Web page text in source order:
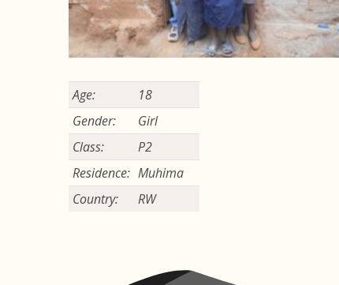
Age:
18
Gender:
Girl
Class:
P2
Residence: Muhima
Country:
RW